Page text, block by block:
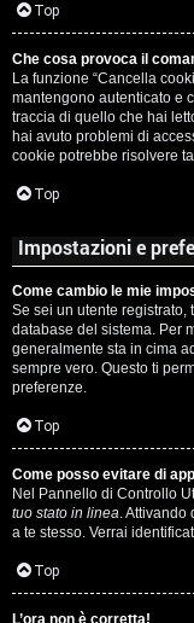
i
v
i
e
r
c
a
F
A
Q
Top
Che cosa provoca il
La funzione “Cancella
mantengono autenticato e
traccia di quello che hai
hai avuto problemi di
cookie potrebbe risolvere
Top
Impostazioni e
Come cambio le mie
Se sei un utente registrato,
database del sistema. Per
generalmente sta in cima
sempre vero. Questo ti
preferenze.
Top
Come posso evitare di
Nel Pannello di Controllo
tuo stato in linea. Attivando
a te stesso. Verrai
Top
L’ora non è corretta!
c
a
:
C
D
V
i
n
i
l
i
/
D
i